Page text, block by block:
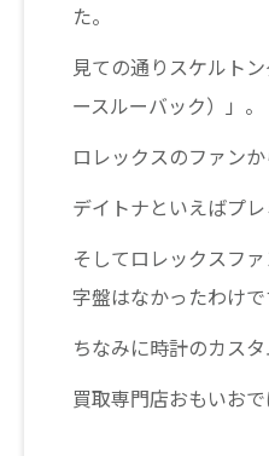
た。
見ての通りスケルト
ースルーバック）」。
ロレックスのファン
デイトナといえばプ
そしてロレックスフ
字盤はなかったわけで
ちなみに時計のカス
買取専門店おもいお